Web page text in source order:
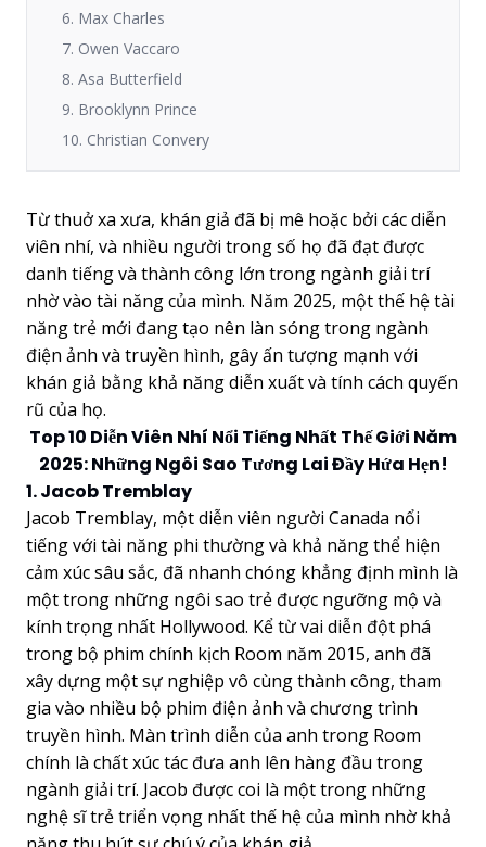
6. Max Charles
7. Owen Vaccaro
8. Asa Butterfield
9. Brooklynn Prince
10. Christian Convery
Từ thuở xa xưa, khán giả đã bị mê hoặc bởi các diễn
viên nhí, và nhiều người trong số họ đã đạt được
danh tiếng và thành công lớn trong ngành giải trí
nhờ vào tài năng của mình. Năm 2025, một thế hệ tài
năng trẻ mới đang tạo nên làn sóng trong ngành
điện ảnh và truyền hình, gây ấn tượng mạnh với
khán giả bằng khả năng diễn xuất và tính cách quyến
rũ của họ.
Top 10 Diễn Viên Nhí Nổi Tiếng Nhất Thế Giới Năm
2025: Những Ngôi Sao Tương Lai Đầy Hứa Hẹn!
1. Jacob Tremblay
Jacob Tremblay, một diễn viên người Canada nổi
tiếng với tài năng phi thường và khả năng thể hiện
cảm xúc sâu sắc, đã nhanh chóng khẳng định mình là
một trong những ngôi sao trẻ được ngưỡng mộ và
kính trọng nhất Hollywood. Kể từ vai diễn đột phá
trong bộ phim chính kịch Room năm 2015, anh đã
xây dựng một sự nghiệp vô cùng thành công, tham
gia vào nhiều bộ phim điện ảnh và chương trình
truyền hình. Màn trình diễn của anh trong Room
chính là chất xúc tác đưa anh lên hàng đầu trong
ngành giải trí. Jacob được coi là một trong những
nghệ sĩ trẻ triển vọng nhất thế hệ của mình nhờ khả